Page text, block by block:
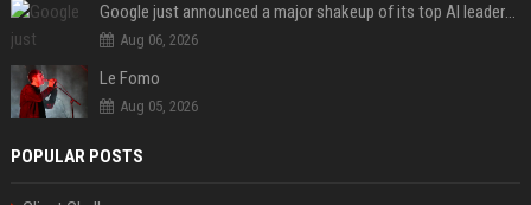
Google just announced a major shakeup of its top AI leadership
Aug 06, 2026
Le Fomo
Aug 05, 2026
POPULAR POSTS